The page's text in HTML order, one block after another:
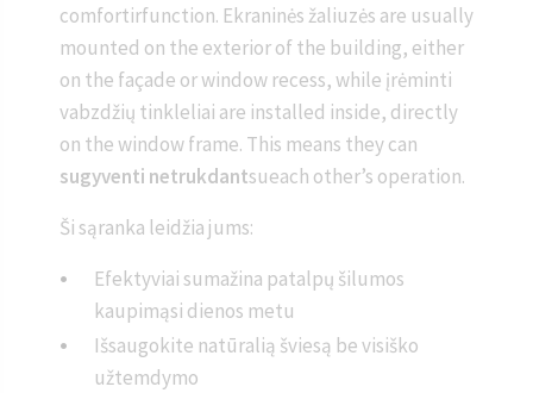
comfortirfunction. Ekraninės žaliuzės are usually
mounted on the exterior of the building, either
on the façade or window recess, while įrėminti
vabzdžių tinkleliai are installed inside, directly
on the window frame. This means they can
sugyventi netrukdantsueach other’s operation.
Ši sąranka leidžia jums:
Efektyviai sumažina patalpų šilumos
kaupimąsi dienos metu
Išsaugokite natūralią šviesą be visiško
užtemdymo